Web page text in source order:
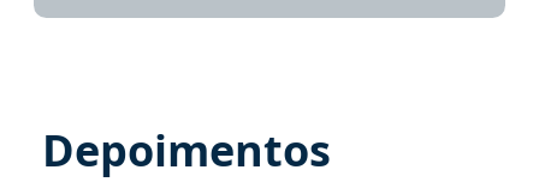
Depoimentos